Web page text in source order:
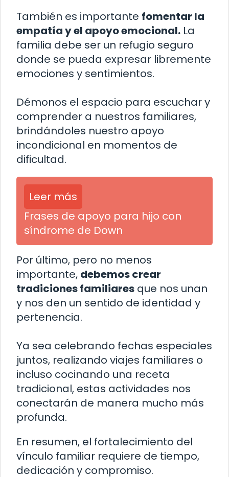
También es importante fomentar la
empatía y el apoyo emocional. La
familia debe ser un refugio seguro
donde se pueda expresar libremente
emociones y sentimientos.
Démonos el espacio para escuchar y
comprender a nuestros familiares,
brindándoles nuestro apoyo
incondicional en momentos de
dificultad.
Leer más
Frases de apoyo para hijo con
síndrome de Down
Por último, pero no menos
importante, debemos crear
tradiciones familiares que nos unan
y nos den un sentido de identidad y
pertenencia.
Ya sea celebrando fechas especiales
juntos, realizando viajes familiares o
incluso cocinando una receta
tradicional, estas actividades nos
conectarán de manera mucho más
profunda.
En resumen, el fortalecimiento del
vínculo familiar requiere de tiempo,
dedicación y compromiso.